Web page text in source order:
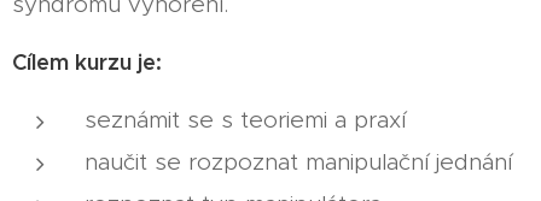
Cílem kurzu je:
seznámit se s teoriemi a praxí
naučit se rozpoznat manipulační jednání